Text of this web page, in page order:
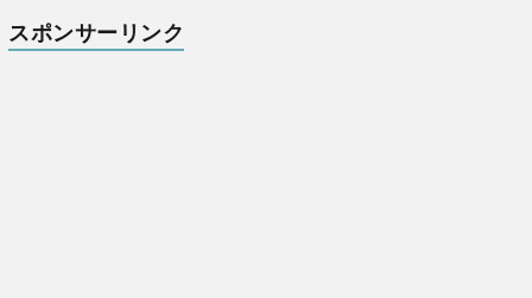
スポンサーリンク